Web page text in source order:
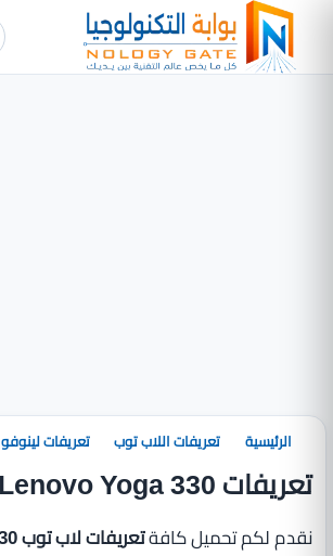
الرئيسية تعريفات اللاب توب تعريفات لينوفو
تعريفات Lenovo Yoga 330
نقدم لكم تحميل كافةتعريفات لاب توب Lenovo Yoga 330